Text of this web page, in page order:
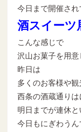
今日まで開催され
酒スイーツ
こんな感じで
沢山お菓子を用
昨日は
多くのお客様や
西条の酒蔵通り
明日までが連休と
今日もにぎわうん